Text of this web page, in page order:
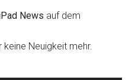
News auf dem
Neuigkeit mehr.